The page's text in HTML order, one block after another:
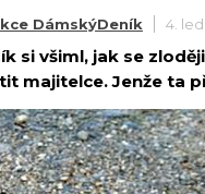
DámskýDeník 4.
si všiml, jak se
majitelce. Jenže ta